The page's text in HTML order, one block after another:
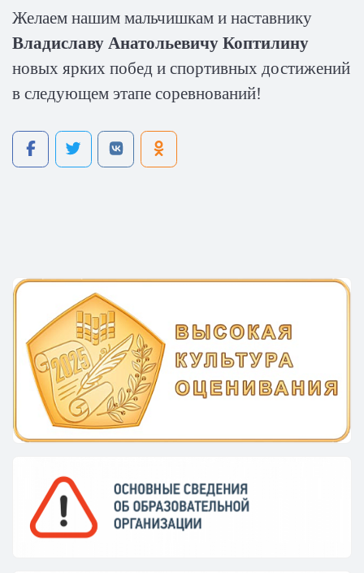
Желаем нашим мальчишкам и наставнику
Владиславу Анатольевичу Коптилину
новых ярких побед и спортивных достижений
в следующем этапе соревнований!